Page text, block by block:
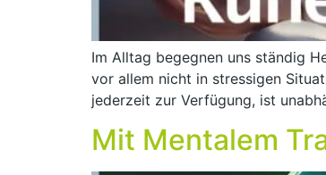
Im Alltag begegnen uns ständig
vor allem nicht in stressigen
jederzeit zur Verfügung, ist
Mit Mentalem